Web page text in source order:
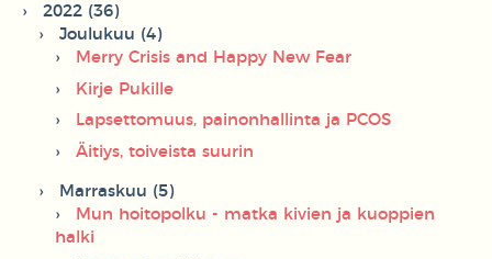
2022 (36)
Joulukuu (4)
Merry Crisis and Happy New Fear
Kirje Pukille
Lapsettomuus, painonhallinta ja PCOS
Äitiys, toiveista suurin
Marraskuu (5)
Mun hoitopolku - matka kivien ja kuoppien
halki